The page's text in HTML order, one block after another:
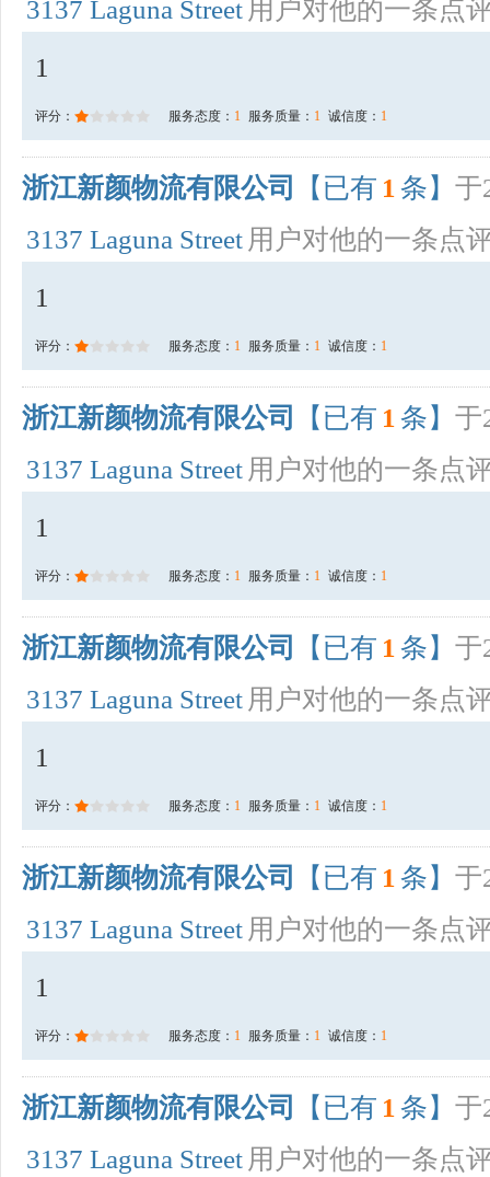
3137 Laguna Street 用户对他的一条点
1
评分： 服务态度： 1 服务质量： 1 诚信度： 1
浙江新颜物流有限公司 【已有 1 条】 于
3137 Laguna Street 用户对他的一条点
1
评分： 服务态度： 1 服务质量： 1 诚信度： 1
浙江新颜物流有限公司 【已有 1 条】 于
3137 Laguna Street 用户对他的一条点
1
评分： 服务态度： 1 服务质量： 1 诚信度： 1
浙江新颜物流有限公司 【已有 1 条】 于
3137 Laguna Street 用户对他的一条点
1
评分： 服务态度： 1 服务质量： 1 诚信度： 1
浙江新颜物流有限公司 【已有 1 条】 于
3137 Laguna Street 用户对他的一条点
1
评分： 服务态度： 1 服务质量： 1 诚信度： 1
浙江新颜物流有限公司 【已有 1 条】 于
3137 Laguna Street 用户对他的一条点